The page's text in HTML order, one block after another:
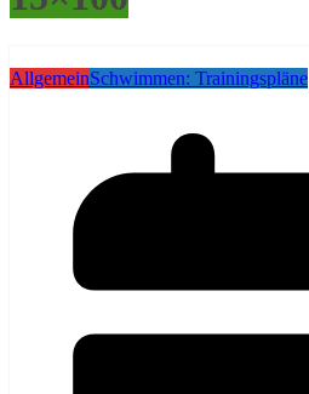
AllgemeinSchwimmen: Trainingspläne